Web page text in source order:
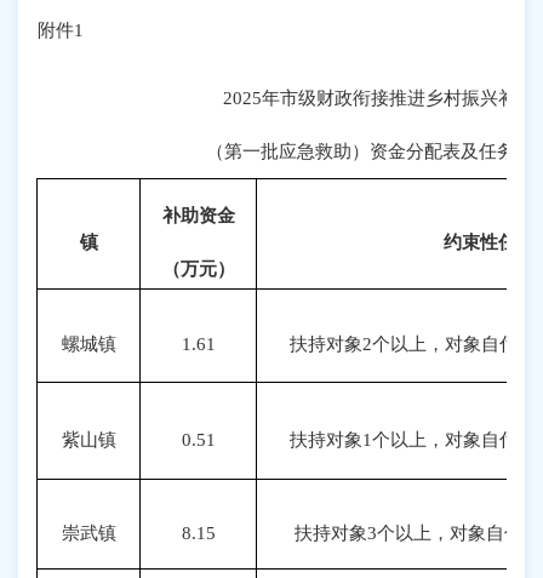
附件1
2025年市级财政衔接推进乡村振兴补助
（第一批应急救助）资金分配表及任务清
镇
补助资金
（万元）
约束性任务
螺城镇 1.61 扶持对象2个以上，对象自付金
紫山镇 0.51 扶持对象1个以上，对象自付金
崇武镇 8.15 扶持对象3个以上，对象自付